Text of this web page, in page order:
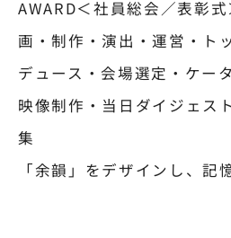
AWARD＜社員総会／表彰
画・制作・演出・運営・ト
デュース・会場選定・ケー
映像制作・当日ダイジェス
集
「余韻」をデザインし、記